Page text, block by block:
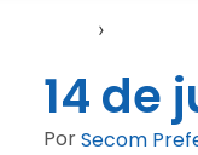
›
14 de
PorSecom